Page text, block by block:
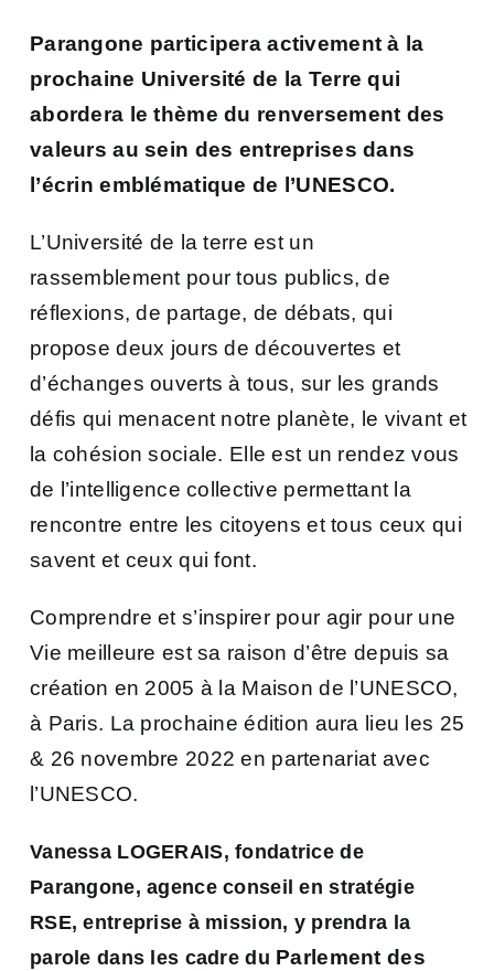
Parangone participera activement à la
prochaine Université de la Terre qui
abordera le thème du renversement des
valeurs au sein des entreprises dans
l’écrin emblématique de l’UNESCO.
L’Université de la terre est un
rassemblement pour tous publics, de
réflexions, de partage, de débats, qui
propose deux jours de découvertes et
d’échanges ouverts à tous, sur les grands
défis qui menacent notre planète, le vivant et
la cohésion sociale. Elle est un rendez vous
de l’intelligence collective permettant la
rencontre entre les citoyens et tous ceux qui
savent et ceux qui font.
Comprendre et s’inspirer pour agir pour une
Vie meilleure est sa raison d’être depuis sa
création en 2005 à la Maison de l’UNESCO,
à Paris. La prochaine édition aura lieu les 25
& 26 novembre 2022 en partenariat avec
l’UNESCO.
Vanessa LOGERAIS, fondatrice de
Parangone, agence conseil en stratégie
RSE, entreprise à mission, y prendra la
parole dans les cadre du Parlement des